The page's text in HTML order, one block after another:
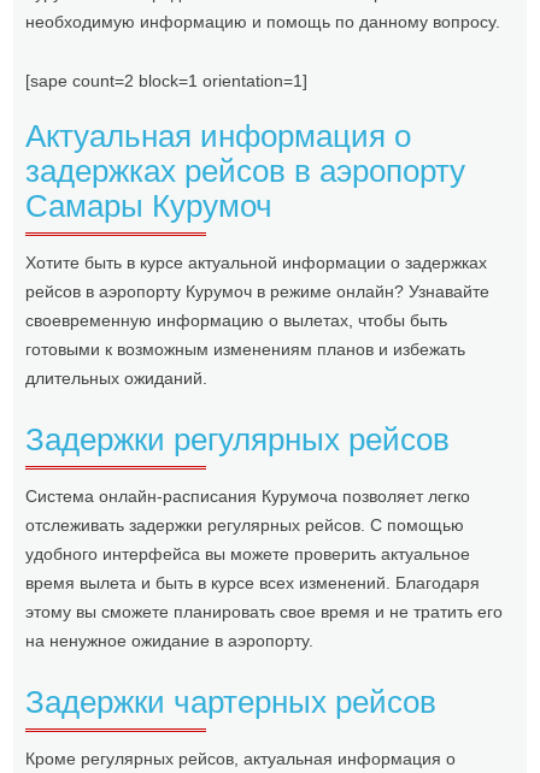
необходимую информацию и помощь по данному вопросу.
[sape count=2 block=1 orientation=1]
Актуальная информация о
задержках рейсов в аэропорту
Самары Курумоч
Хотите быть в курсе актуальной информации о задержках
рейсов в аэропорту Курумоч в режиме онлайн? Узнавайте
своевременную информацию о вылетах, чтобы быть
готовыми к возможным изменениям планов и избежать
длительных ожиданий.
Задержки регулярных рейсов
Система онлайн-расписания Курумоча позволяет легко
отслеживать задержки регулярных рейсов. С помощью
удобного интерфейса вы можете проверить актуальное
время вылета и быть в курсе всех изменений. Благодаря
этому вы сможете планировать свое время и не тратить его
на ненужное ожидание в аэропорту.
Задержки чартерных рейсов
Кроме регулярных рейсов, актуальная информация о